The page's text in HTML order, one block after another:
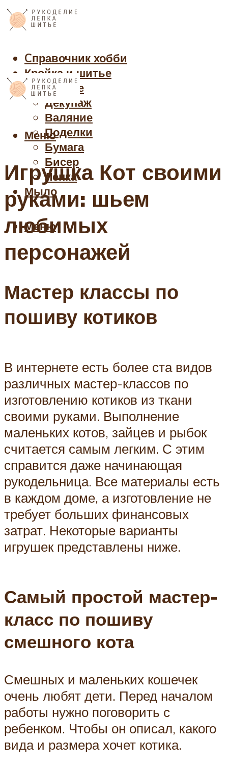
Cправочник хобби
Кройка и шитье
Рукоделие
Декупаж
Валяние
Поделки
Бумага
Бисер
Лепка
Мыло
Меню
Меню
Игрушка Кот своими
руками: шьем
любимых
персонажей
Мастер классы по
пошиву котиков
В интернете есть более ста видов
различных мастер-классов по
изготовлению котиков из ткани
своими руками. Выполнение
маленьких котов, зайцев и рыбок
считается самым легким. С этим
справится даже начинающая
рукодельница. Все материалы есть
в каждом доме, а изготовление не
требует больших финансовых
затрат. Некоторые варианты
игрушек представлены ниже.
Самый простой мастер-
класс по пошиву
смешного кота
Смешных и маленьких кошечек
очень любят дети. Перед началом
работы нужно поговорить с
ребенком. Чтобы он описал, какого
вида и размера хочет котика.